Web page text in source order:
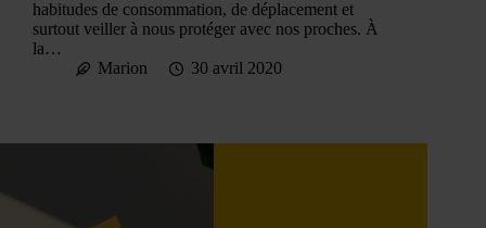
habitudes de consommation, de déplacement et
surtout veiller à nous protéger avec nos proches. À
la…
Marion
30 avril 2020